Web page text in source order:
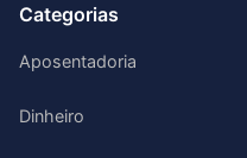
Categorias
Aposentadoria
Dinheiro